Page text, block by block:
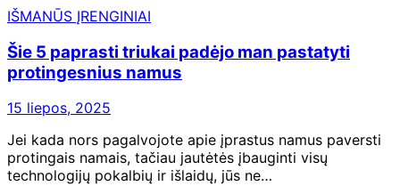
IŠMANŪS ĮRENGINIAI
Šie 5 paprasti triukai padėjo man pastatyti
protingesnius namus
15 liepos, 2025
Jei kada nors pagalvojote apie įprastus namus paversti
protingais namais, tačiau jautėtės įbauginti visų
technologijų pokalbių ir išlaidų, jūs ne…